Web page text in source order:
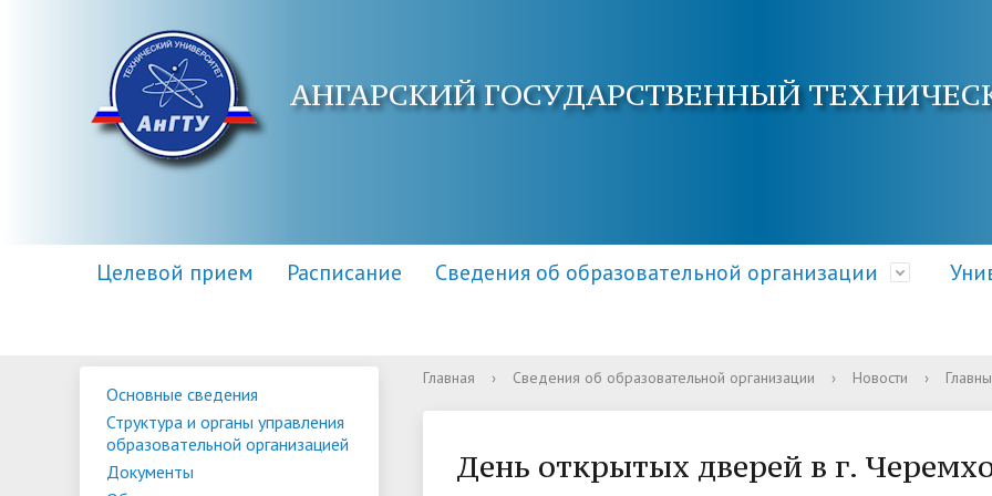
АНГАРСКИЙ ГОСУДАРСТВЕННЫЙ
Целевой прием Расписание Сведения об образовательной организации
Основные сведения
Структура и органы управления
Документы
Образовательные стандарты
требования
Контакты Адреса электронной почты Кафедры АнГТУ
Научная библиотека
Центр повышения квалификации Наука и инновации
Приемная комиссия Информация о приеме Документы и справки
Для поступающих инвалидов
Правила и условия приема Общежитие
Основные сведения
Структура и органы управления
образовательной организацией
Документы
Главная › Сведения об образовательной организации › Новости ›
День открытых дверей в г.